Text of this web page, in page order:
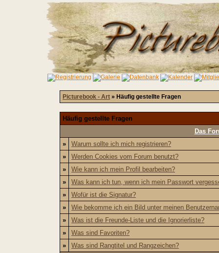
Picturebook - Art » Häufig gestellte Fragen
Häufig gestellte Fragen
Das
»
Warum sollte ich mich registrieren?
»
Werden Cookies vom Forum benutzt?
»
Wie kann ich mein Profil bearbeiten?
»
Was kann ich tun, wenn ich mein Passwort
»
Wofür ist die Signatur?
»
Wie bekomme ich ein Bild unter meinen
»
Was ist die Freunde-Liste und die Ignorierliste?
»
Was sind Favoriten?
»
Was sind Rangtitel und Rangzeichen?